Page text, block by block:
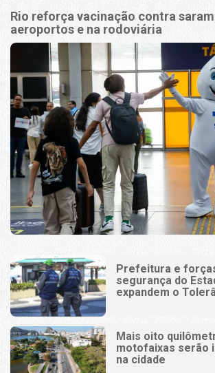
Rio reforça vacinação contra
aeroportos e na rodoviária
Prefeitura e
segurança do
expandem o
Mais oito
motofaixas serão
na cidade